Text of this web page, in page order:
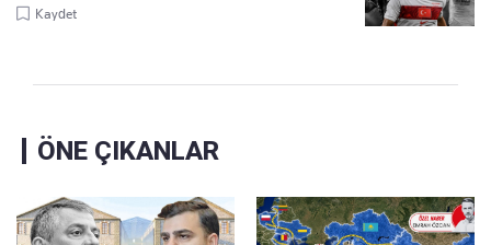
Kaydet
ÖNE ÇIKANLAR